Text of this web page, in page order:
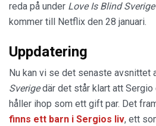
reda på under Love Is Blind Sverige
kommer till Netflix den 28 januari.
Uppdatering
Nu kan vi se det senaste avsnittet
Sverigedär det står klart att
håller ihop som ett gift par. Det
finns ett barn i Sergios liv, ett